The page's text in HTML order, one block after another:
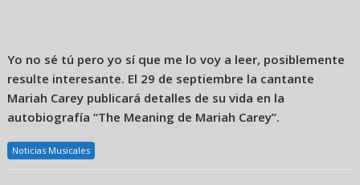
Yo no sé tú pero yo sí que me lo voy a leer, posiblemente
resulte interesante. El 29 de septiembre la cantante
Mariah Carey publicará detalles de su vida en la
autobiografía “The Meaning de Mariah Carey”.
Noticias Musicales